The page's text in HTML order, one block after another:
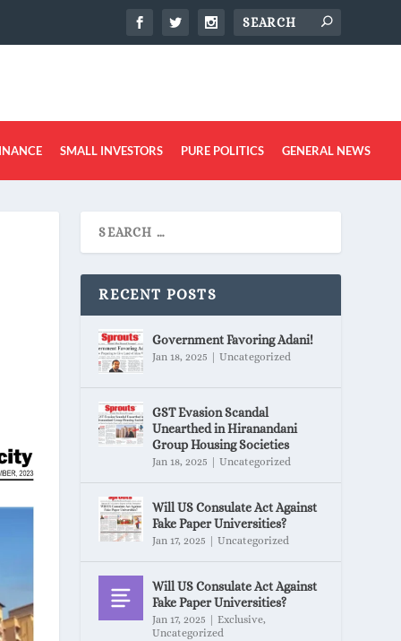
SMALL INVESTORS PURE POLITICS GENERAL NEWS
RECENT POSTS
Government Favoring Adani!
Jan 18, 2025 |Uncategorized
GST Evasion Scandal
Unearthed in Hiranandani
Group Housing Societies
Jan 18, 2025 |Uncategorized
Will US Consulate Act Against
Fake Paper Universities?
Jan 17, 2025 |Uncategorized
Will US Consulate Act Against
Fake Paper Universities?
Jan 17, 2025 |Exclusive,
Uncategorized